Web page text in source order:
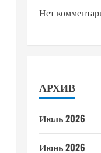
Нет
АРХИВ
Июль 2026
Июнь 2026